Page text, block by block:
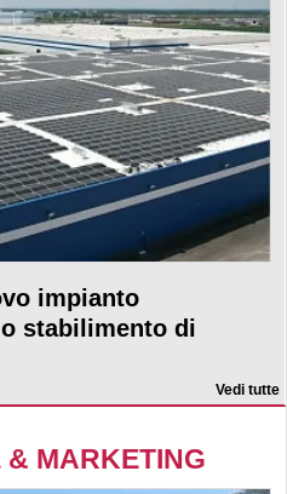
impianto
stabilimento di
Vedi tutte
& MARKETING